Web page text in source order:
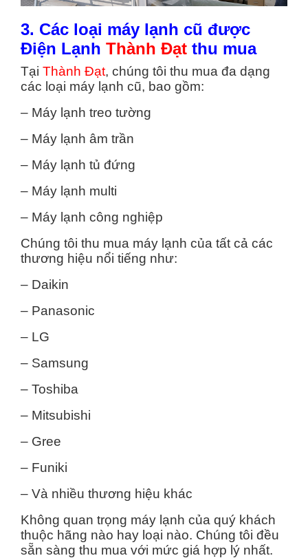
3. Các loại máy lạnh cũ được
Điện Lạnh Thành Đạt thu mua
Tại Thành Đạt, chúng tôi thu mua đa dạng
các loại máy lạnh cũ, bao gồm:
– Máy lạnh treo tường
– Máy lạnh âm trần
– Máy lạnh tủ đứng
– Máy lạnh multi
– Máy lạnh công nghiệp
Chúng tôi thu mua máy lạnh của tất cả các
thương hiệu nổi tiếng như:
– Daikin
– Panasonic
– LG
– Samsung
– Toshiba
– Mitsubishi
– Gree
– Funiki
– Và nhiều thương hiệu khác
Không quan trọng máy lạnh của quý khách
thuộc hãng nào hay loại nào. Chúng tôi đều
sẵn sàng thu mua với mức giá hợp lý nhất.